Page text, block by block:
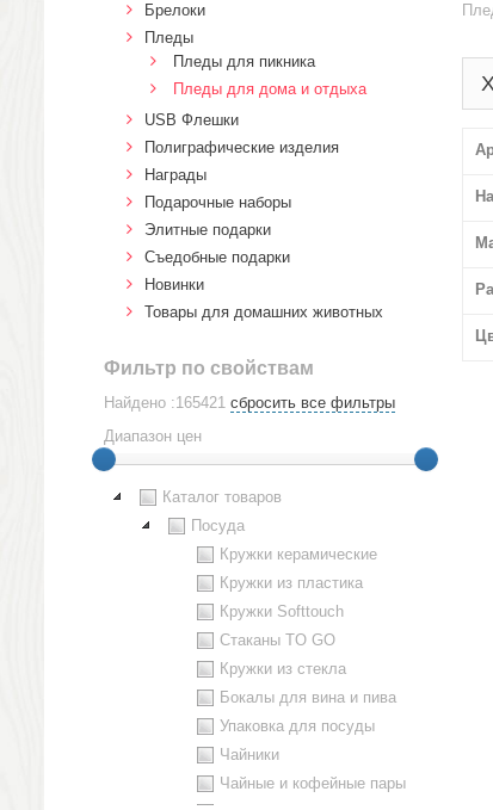
Брелоки
Пледы
Пледы для пикника
Пледы для дома и отдыха
USB Флешки
Полиграфические изделия
Награды
Подарочные наборы
Элитные подарки
Cъедобные подарки
Новинки
Товары для домашних животных
Фильтр по свойствам
Найдено :165421 сбросить все фильтры
Диапазон цен
Каталог товаров
Посуда
Кружки керамические
Кружки из пластика
Кружки Softtouch
Стаканы TO GO
Кружки из стекла
Бокалы для вина и пива
Упаковка для посуды
Чайники
Чайные и кофейные пары